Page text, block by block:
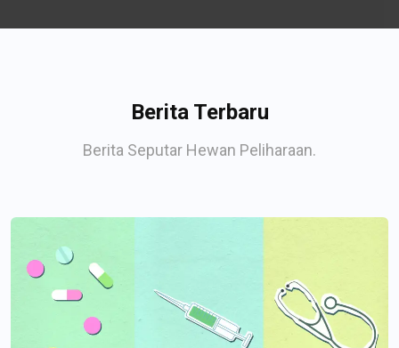
Berita Terbaru
Berita Seputar Hewan Peliharaan.